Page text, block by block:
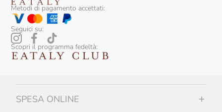
Metodi di pagamento accettati:
Seguici su:
Scopri il programma fedeltà:
SPESA ONLINE